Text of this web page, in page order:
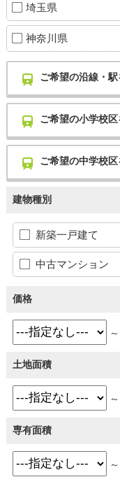
埼玉県
神奈川県
ご希望の沿線・
ご希望の小学校
ご希望の中学校
建物種別
新築一戸建て
中古マンション
価格
～
土地面積
～
専有面積
～